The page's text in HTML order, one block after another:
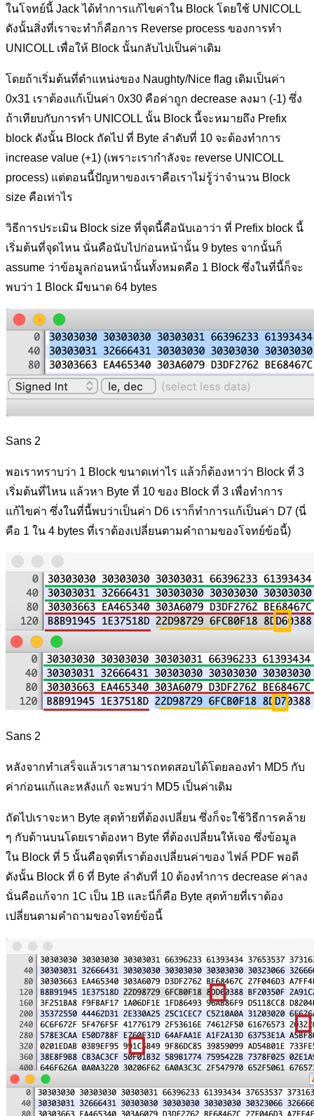
ในโจทย์นี้ Jack ได้ทำการแก้ไขค่าใน Block โดยใช้ UNICOLL
ดังนั้นสิ่งที่เราจะทำก็คือการ Reverse process ของการทำ
UNICOLL เพื่อให้ Block นั้นกลับไปเป็นค่าเดิม
โดยถ้าเริ่มต้นที่ตำแหน่งของ Naughty/Nice flag เดิมเป็นค่า
0x31 เราต้องแก้เป็นค่า 0x30 คือค่าถูก decrease ลงมา (-1) ซึ่ง
ถ้าเทียบกับการทำ UNICOLL นั้น Block นี้จะหมายถึง Prefix
block ดังนั้น Block ถัดไป ที่ Byte ลำดับที่ 10 จะต้องทำการ
increase value (+1) (เพราะเรากำลังจะ reverse UNICOLL
process) แต่ตอนนี้ปัญหาของเราคือเราไม่รู้ว่าจำนวน Block
size คือเท่าไร
วิธีการประเมิน Block size ที่จุดนี้คือนับเอาว่า ที่ Prefix block นี้
เริ่มต้นที่จุดไหน นั่นคือนับไปก่อนหน้านั้น 9 bytes จากนั้นก็
assume ว่าข้อมูลก่อนหน้านั้นทั้งหมดคือ 1 Block ซึ่งในที่นี้ก็จะ
พบว่า 1 Block มีขนาด 64 bytes
Sans 2
พอเราทราบว่า 1 Block ขนาดเท่าไร แล้วก็ต้องหาว่า Block ที่ 3
เริ่มต้นที่ไหน แล้วหา Byte ที่ 10 ของ Block ที่ 3 เพื่อทำการ
แก้ไขค่า ซึ่งในที่นี้พบว่าเป็นค่า D6 เราก็ทำการแก้เป็นค่า D7 (นี่
คือ 1 ใน 4 bytes ที่เราต้องเปลี่ยนตามคำถามของโจทย์ข้อนี้)
Sans 2
หลังจากทำเสร็จแล้วเราสามารถทดสอบได้โดยลองทำ MD5 กับ
ค่าก่อนแก้และหลังแก้ จะพบว่า MD5 เป็นค่าเดิม
ถัดไปเราจะหา Byte สุดท้ายที่ต้องเปลี่ยน ซึ่งก็จะใช้วิธีการคล้าย
ๆ กับด้านบนโดยเราต้องหา Byte ที่ต้องเปลี่ยนให้เจอ ซึ่งข้อมูล
ใน Block ที่ 5 นั้นคือจุดที่เราต้องเปลี่ยนค่าของ ไฟล์ PDF พอดี
ดังนั้น Block ที่ 6 ที่ Byte ลำดับที่ 10 ต้องทำการ decrease ค่าลง
นั่นคือแก้จาก 1C เป็น 1B และนี่ก็คือ Byte สุดท้ายที่เราต้อง
เปลี่ยนตามคำถามของโจทย์ข้อนี้